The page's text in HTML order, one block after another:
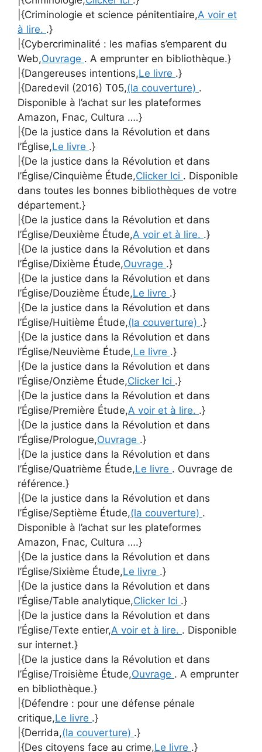
|{Criminologie et science pénitentiaire,A voir et
à lire. .}
|{Cybercriminalité : les mafias s’emparent du
Web,Ouvrage . A emprunter en bibliothèque.}
|{Dangereuses intentions,Le livre .}
|{Daredevil (2016) T05,(la couverture) .
Disponible à l’achat sur les plateformes
Amazon, Fnac, Cultura ….}
|{De la justice dans la Révolution et dans
l’Église,Le livre .}
|{De la justice dans la Révolution et dans
l’Église/Cinquième Étude,Clicker Ici . Disponible
dans toutes les bonnes bibliothèques de votre
département.}
|{De la justice dans la Révolution et dans
l’Église/Deuxième Étude,A voir et à lire. .}
|{De la justice dans la Révolution et dans
l’Église/Dixième Étude,Ouvrage .}
|{De la justice dans la Révolution et dans
l’Église/Douzième Étude,Le livre .}
|{De la justice dans la Révolution et dans
l’Église/Huitième Étude,(la couverture) .}
|{De la justice dans la Révolution et dans
l’Église/Neuvième Étude,Le livre .}
|{De la justice dans la Révolution et dans
l’Église/Onzième Étude,Clicker Ici .}
|{De la justice dans la Révolution et dans
l’Église/Première Étude,A voir et à lire. .}
|{De la justice dans la Révolution et dans
l’Église/Prologue,Ouvrage .}
|{De la justice dans la Révolution et dans
l’Église/Quatrième Étude,Le livre . Ouvrage de
référence.}
|{De la justice dans la Révolution et dans
l’Église/Septième Étude,(la couverture) .
Disponible à l’achat sur les plateformes
Amazon, Fnac, Cultura ….}
|{De la justice dans la Révolution et dans
l’Église/Sixième Étude,Le livre .}
|{De la justice dans la Révolution et dans
l’Église/Table analytique,Clicker Ici .}
|{De la justice dans la Révolution et dans
l’Église/Texte entier,A voir et à lire. . Disponible
sur internet.}
|{De la justice dans la Révolution et dans
l’Église/Troisième Étude,Ouvrage . A emprunter
en bibliothèque.}
|{Défendre : pour une défense pénale
critique,Le livre .}
|{Derrida,(la couverture) .}
|{Des citoyens face au crime,Le livre .}